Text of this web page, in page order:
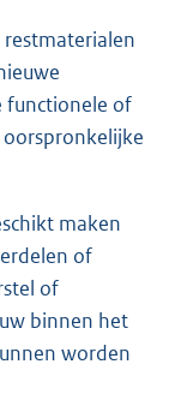
functionele of
maken
of
of
binnen het
worden